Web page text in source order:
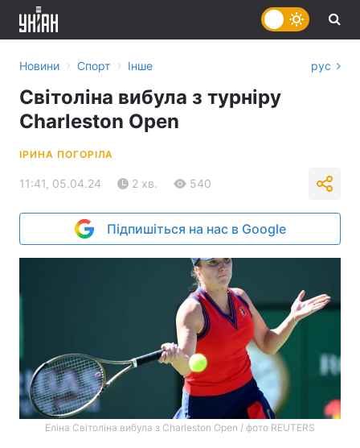
Новини › Спорт › Інше рус
Світоліна вибула з турніру
Сharleston Open
ІРИНА ПОГОРІЛА
11:41, 05.04.24 2 хв. 540
Підпишіться на нас в Google
Еліна Світоліна вибула з Сharleston Open / фото REUTERS